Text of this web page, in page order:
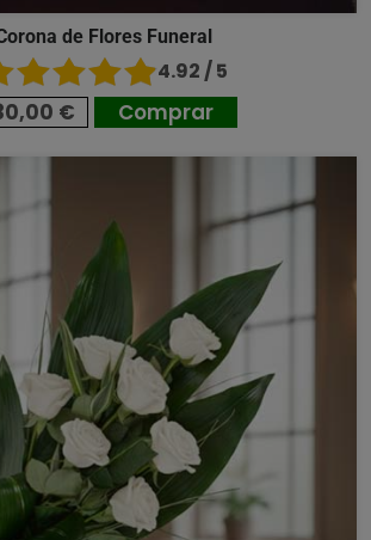
de Flores Funeral
4.92 / 5
€ Comprar